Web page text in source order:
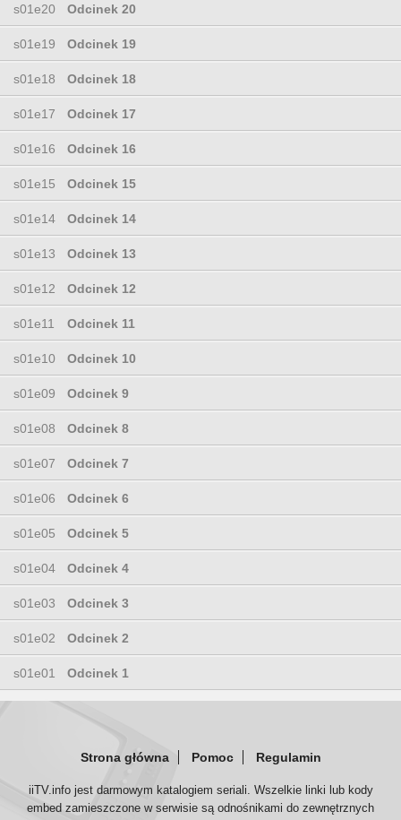
s01e20 Odcinek 20
s01e19 Odcinek 19
s01e18 Odcinek 18
s01e17 Odcinek 17
s01e16 Odcinek 16
s01e15 Odcinek 15
s01e14 Odcinek 14
s01e13 Odcinek 13
s01e12 Odcinek 12
s01e11 Odcinek 11
s01e10 Odcinek 10
s01e09 Odcinek 9
s01e08 Odcinek 8
s01e07 Odcinek 7
s01e06 Odcinek 6
s01e05 Odcinek 5
s01e04 Odcinek 4
s01e03 Odcinek 3
s01e02 Odcinek 2
s01e01 Odcinek 1
Strona główna Pomoc Regulamin
iiTV.info jest darmowym katalogiem seriali. Wszelkie linki lub kody
embed zamieszczone w serwisie są odnośnikami do zewnętrznych